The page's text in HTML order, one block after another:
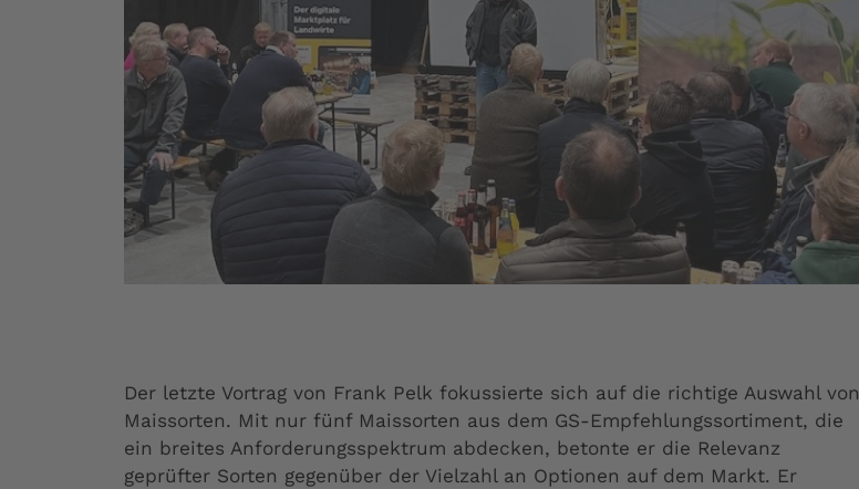
Der letzte Vortrag von Frank Pelk fokussierte sich auf die richtige Auswahl von
Maissorten. Mit nur fünf Maissorten aus dem GS-Empfehlungssortiment, die
ein breites Anforderungsspektrum abdecken, betonte er die Relevanz
geprüfter Sorten gegenüber der Vielzahl an Optionen auf dem Markt. Er